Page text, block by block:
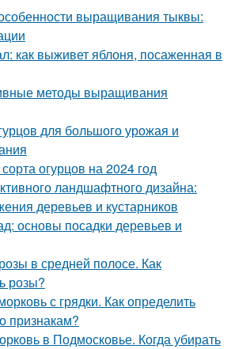
выращивания тыквы:
как выживет яблоня, посаженная в
методы выращивания
для большого урожая и
огурцов на 2024 год
ландшафтного дизайна:
деревьев и кустарников
основы посадки деревьев и
в средней полосе. Как
розы?
с грядки. Как определить
признакам?
в Подмосковье. Когда убирать